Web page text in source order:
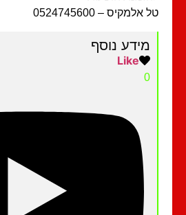
– 0524745600
מידע נוסף